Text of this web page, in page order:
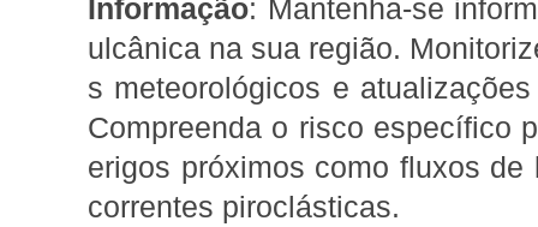
Informação: Mantenha-se
ulcânica na sua região.
s meteorológicos e
Compreenda o risco específico
erigos próximos como fluxos
correntes piroclásticas.